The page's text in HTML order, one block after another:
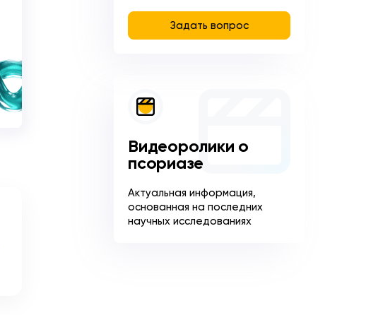
Задать вопрос
Видеоролики о
псориазе
Актуальная информация,
основанная на последних
научных исследованиях